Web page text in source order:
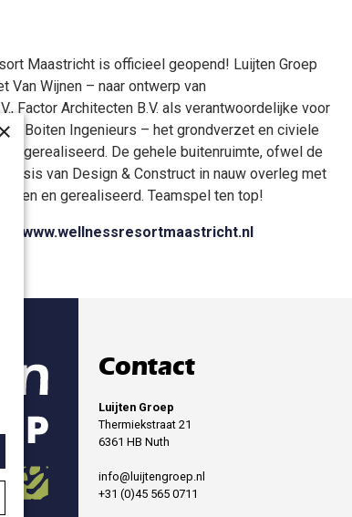
Maastricht is officieel geopend! Luijten Groep
Van Wijnen – naar ontwerp van
Factor Architecten B.V. als verantwoordelijke voor
en Boiten Ingenieurs – het grondverzet en civiele
gerealiseerd. De gehele buitenruimte, ofwel de
van Design & Construct in nauw overleg met
en gerealiseerd. Teamspel ten top!
www.wellnessresortmaastricht.nl
Contact
Luijten Groep
Thermiekstraat 21
6361 HB Nuth
info@luijtengroep.nl
+31 (0)45 565 0711